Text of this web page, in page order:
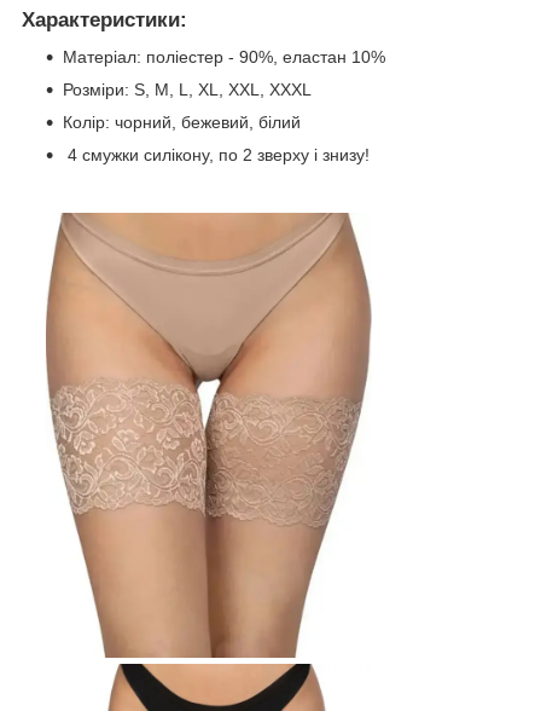
Характеристики:
Матеріал: поліестер - 90%, еластан 10%
Розміри: S, M, L, XL, XXL, XXXL
Колір: чорний, бежевий, білий
4 смужки силікону, по 2 зверху і знизу!